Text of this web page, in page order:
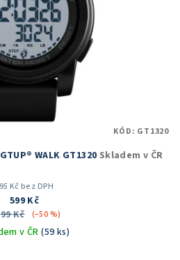
WALK GT1320 Skladem v ČR
Kč bez DPH
599 Kč
Kč
(–50 %)
v ČR(59 ks)
KÓD: GT1320